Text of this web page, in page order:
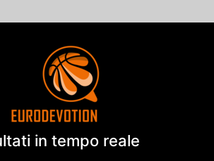
in tempo reale